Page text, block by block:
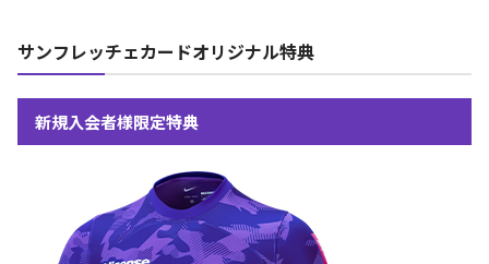
サンフレッチェカードオリジナル特典
新規入会者様限定特典